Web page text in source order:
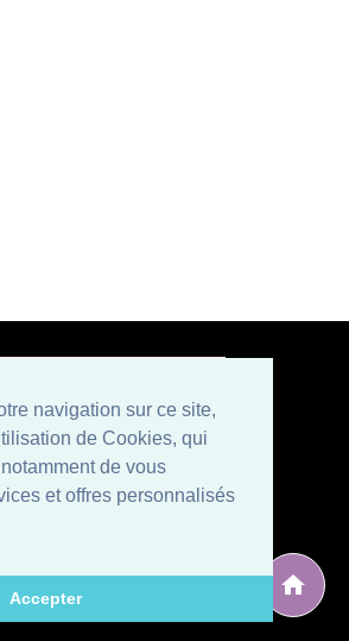
navigation sur ce site,
de Cookies, qui
de vous
et offres personnalisés
Accepter
Paiement sécurisé
Conditions générales de vente
et CGU
, éditeur situé en Avignon (Vaucluse), spécialisé
et sites internet.